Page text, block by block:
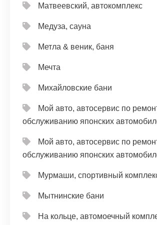
Матвеевский, автокомплекс
Медуза, сауна
Метла & веник, баня
Мечта
Михайловские бани
Мой авто, автосервис по
обслуживанию японских
Мой авто, автосервис по
обслуживанию японских
Мурмаши, спортивный
Мытнинские бани
На кольце, автомоечный